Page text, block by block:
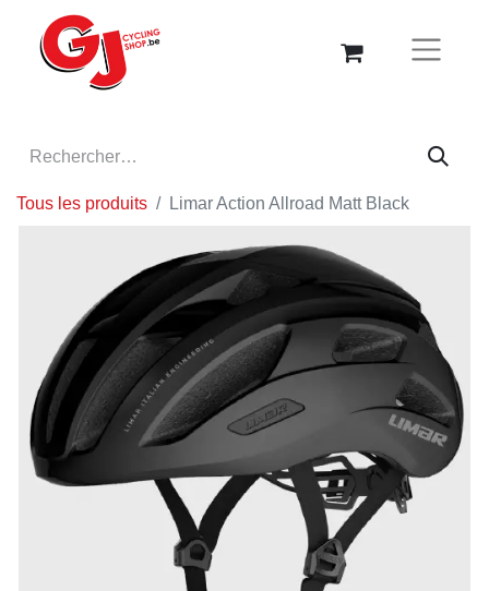
Tous les produits Limar Action Allroad Matt Black